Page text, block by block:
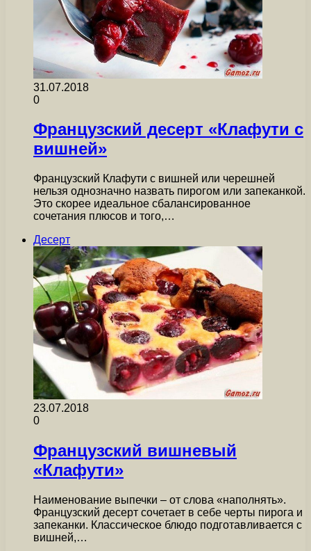
31.07.2018
0
Французский десерт «Клафути с
вишней»
Французский Клафути с вишней или черешней
нельзя однозначно назвать пирогом или запеканкой.
Это скорее идеальное сбалансированное
сочетания плюсов и того,…
Десерт
23.07.2018
0
Французский вишневый
«Клафути»
Наименование выпечки – от слова «наполнять».
Французский десерт сочетает в себе черты пирога и
запеканки. Классическое блюдо подготавливается с
вишней,…